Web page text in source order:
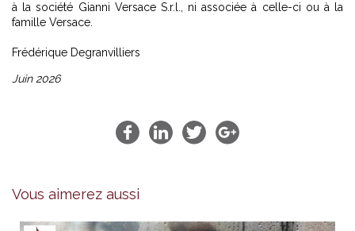
à la société Gianni Versace S.r.l., ni associée à celle-ci ou à la
famille Versace.
Frédérique Degranvilliers
Juin 2026
Vous aimerez aussi